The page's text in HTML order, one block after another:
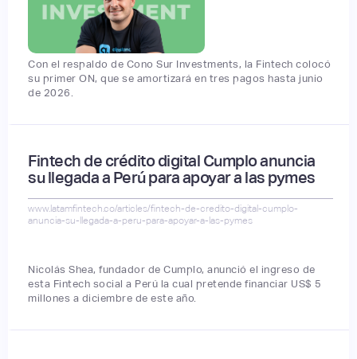
Con el respaldo de Cono Sur Investments, la Fintech colocó
su primer ON, que se amortizará en tres pagos hasta junio
de 2026.
Fintech de crédito digital Cumplo anuncia
su llegada a Perú para apoyar a las pymes
www.latamfintech.co/articles/fintech-de-credito-digital-cumplo-
anuncia-su-llegada-a-peru-para-apoyar-a-las-pymes
Nicolás Shea, fundador de Cumplo, anunció el ingreso de
esta Fintech social a Perú la cual pretende financiar US$ 5
millones a diciembre de este año.